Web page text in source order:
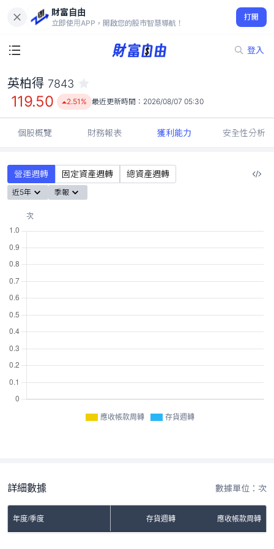
財富自由
立即使用APP，開啟您的股市智慧導航！
打開
登入
119.50
2.51%
英柏得 7843
119.50 2.51% 最近更新時間： 2026/08/07 05:30
個股概覽 財務報表 獲利能力 安全性分析
營運週轉 固定資產週轉 總資產週轉
近5年 季報
應收帳款周轉 存貨週轉
詳細數據 數據單位：次
年度/季度 存貨週轉 應收帳款周轉